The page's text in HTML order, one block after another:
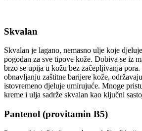
Skvalan
Skvalan je lagano, nemasno ulje koje
pogodan za sve tipove kože. Dobiva se iz
brzo se upija u kožu bez začepljivanja
obnavljanju zaštitne barijere kože,
istovremeno djeluje umirujuće. Mnoge
kreme i ulja sadrže skvalan kao ključni
Pantenol (provitamin B5)